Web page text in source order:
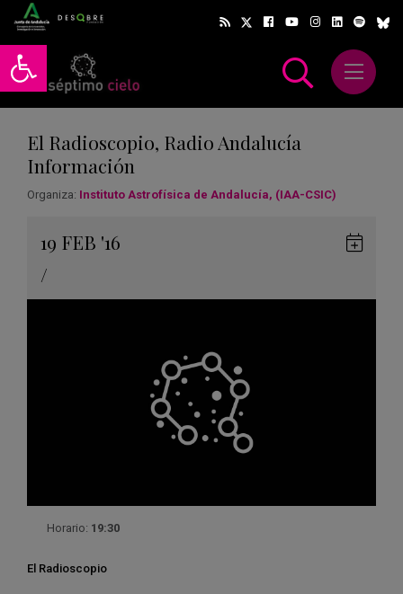
Abrir barra de herramientas
Abrir
El Radioscopio, Radio Andalucía
Información
Organiza: Instituto Astrofísica de Andalucía, (IAA-CSIC)
19 FEB '16
/
Horario: 19:30
El Radioscopio